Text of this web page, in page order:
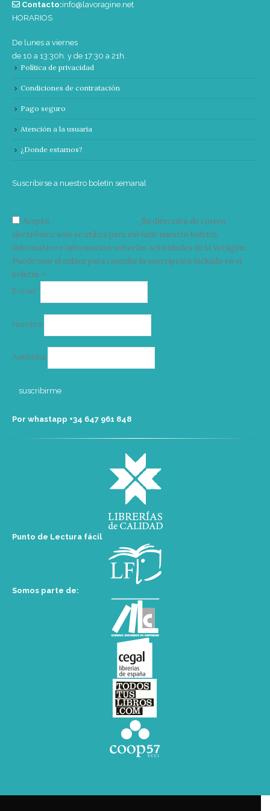
Contacto:info@lavoragine.net
HORARIOS
De lunes a viernes
de 10 a 13:30h. y de 17:30 a 21h.
Política de privacidad
Condiciones de contratación
Pago seguro
Atención a la usuaria
¿Donde estamos?
Suscribirse a nuestro boletín semanal
Acepto
Su dirección de correo
electrónico solo se utiliza para enviarle nuestro boletín
informativo e información sobre las actividades de la Vorágine.
Puede usar el enlace para cancelar la suscripción incluido en el
boletín. >
E-mail*
Nombre
Apellidos
Por whastapp +34 ‭647 961 848‬
Punto de Lectura fácil
Somos parte de: